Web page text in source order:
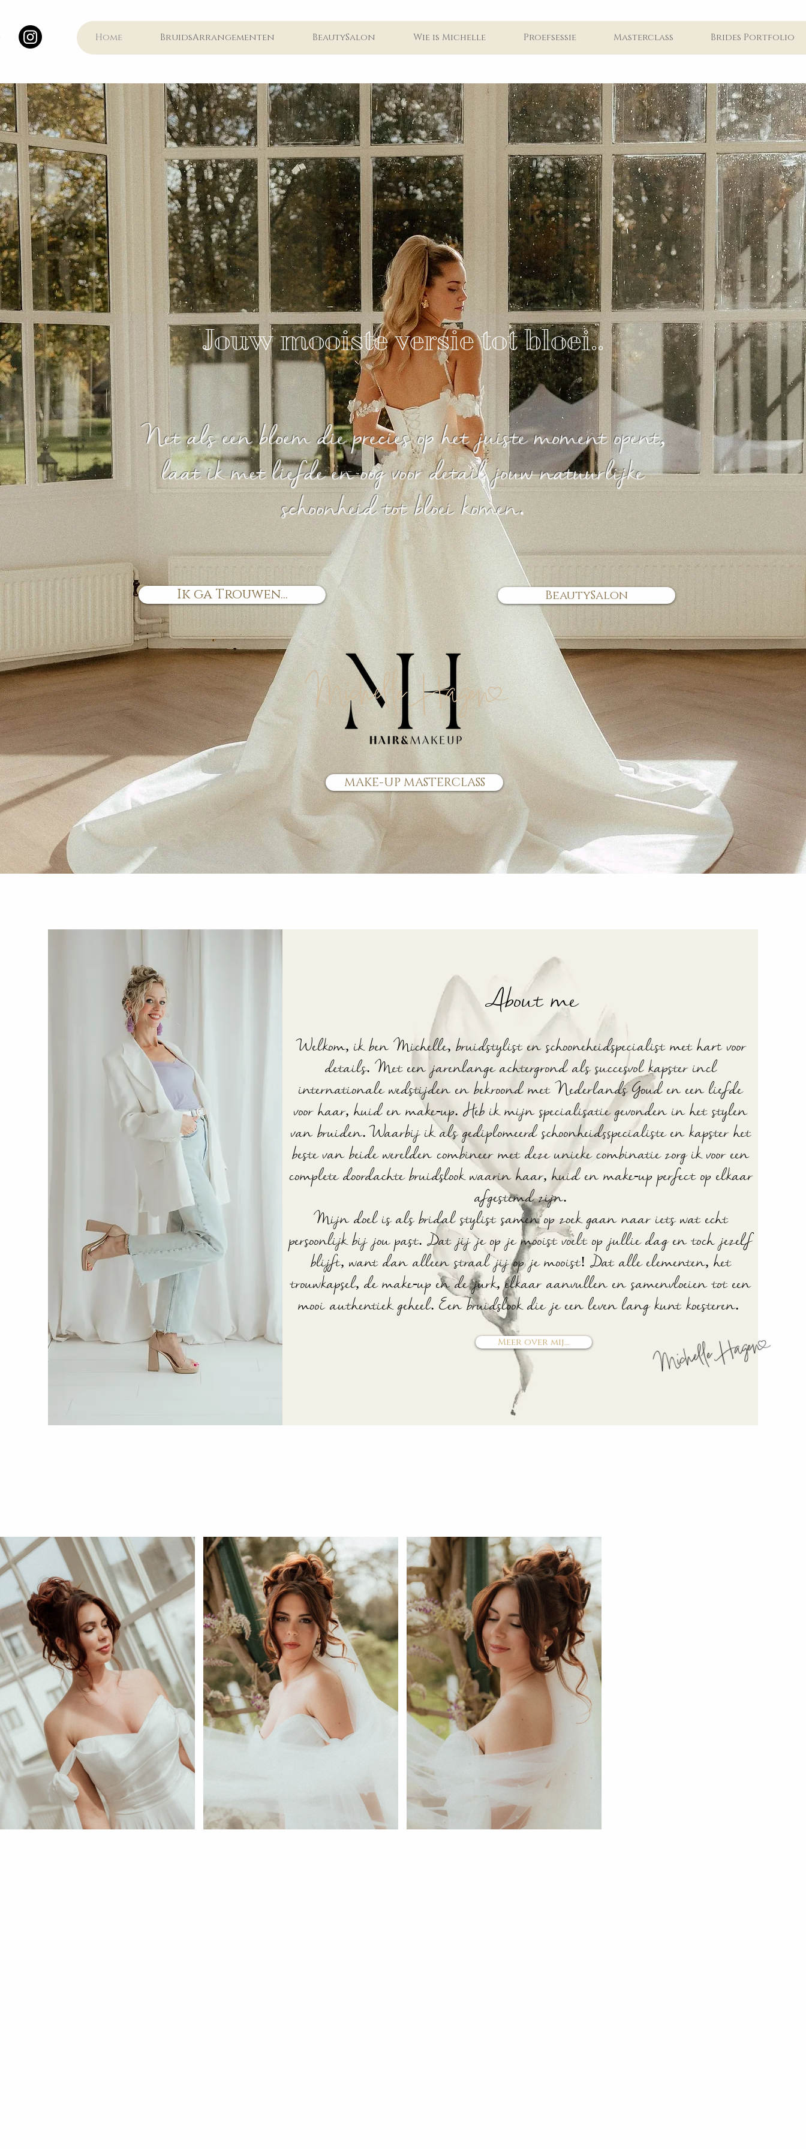
Home BruidsArrangementen BeautySalon Wie is Michelle Proefsessie Masterclass Brides Portfolio
Jouw mooiste versie tot bloei..
Net als een bloem die precies op het juiste moment opent,
laat ik met liefde en oog voor detail jouw natuurlijke
schoonheid tot bloei komen.
BeautySalon
Ik ga Trouwen...
MAKE-UP MASTERCLASS
About me
Welkom, ik ben Michelle, bruidstylist en schooneheidspecialist met hart voor
details. Met een jarenlange achtergrond als succesvol kapster incl
internationale wedstijden en bekroond met Nederlands Goud en een liefde
voor haar, huid en make-up. Heb ik mijn specialisatie gevonden in het stylen
van bruiden. Waarbij ik als gediplomeerd schoonheidsspecialiste en kapster het
beste van beide werelden combineer met deze unieke combinatie zorg ik voor een
complete doordachte bruidslook waarin haar, huid en make-up perfect op elkaar
afgestemd zijn.
Mijn doel is als bridal stylist samen op zoek gaan naar iets wat echt
persoonlijk bij jou past. Dat jij je op je mooist voelt op jullie dag en toch jezelf
blijft, want dan alleen straal jij op je mooist! Dat alle elementen, het
trouwkapsel, de make-up en de jurk, elkaar aanvullen en samenvloeien tot een
mooi authentiek geheel. Een bruidslook die je een leven lang kunt koesteren.
Meer over mij...